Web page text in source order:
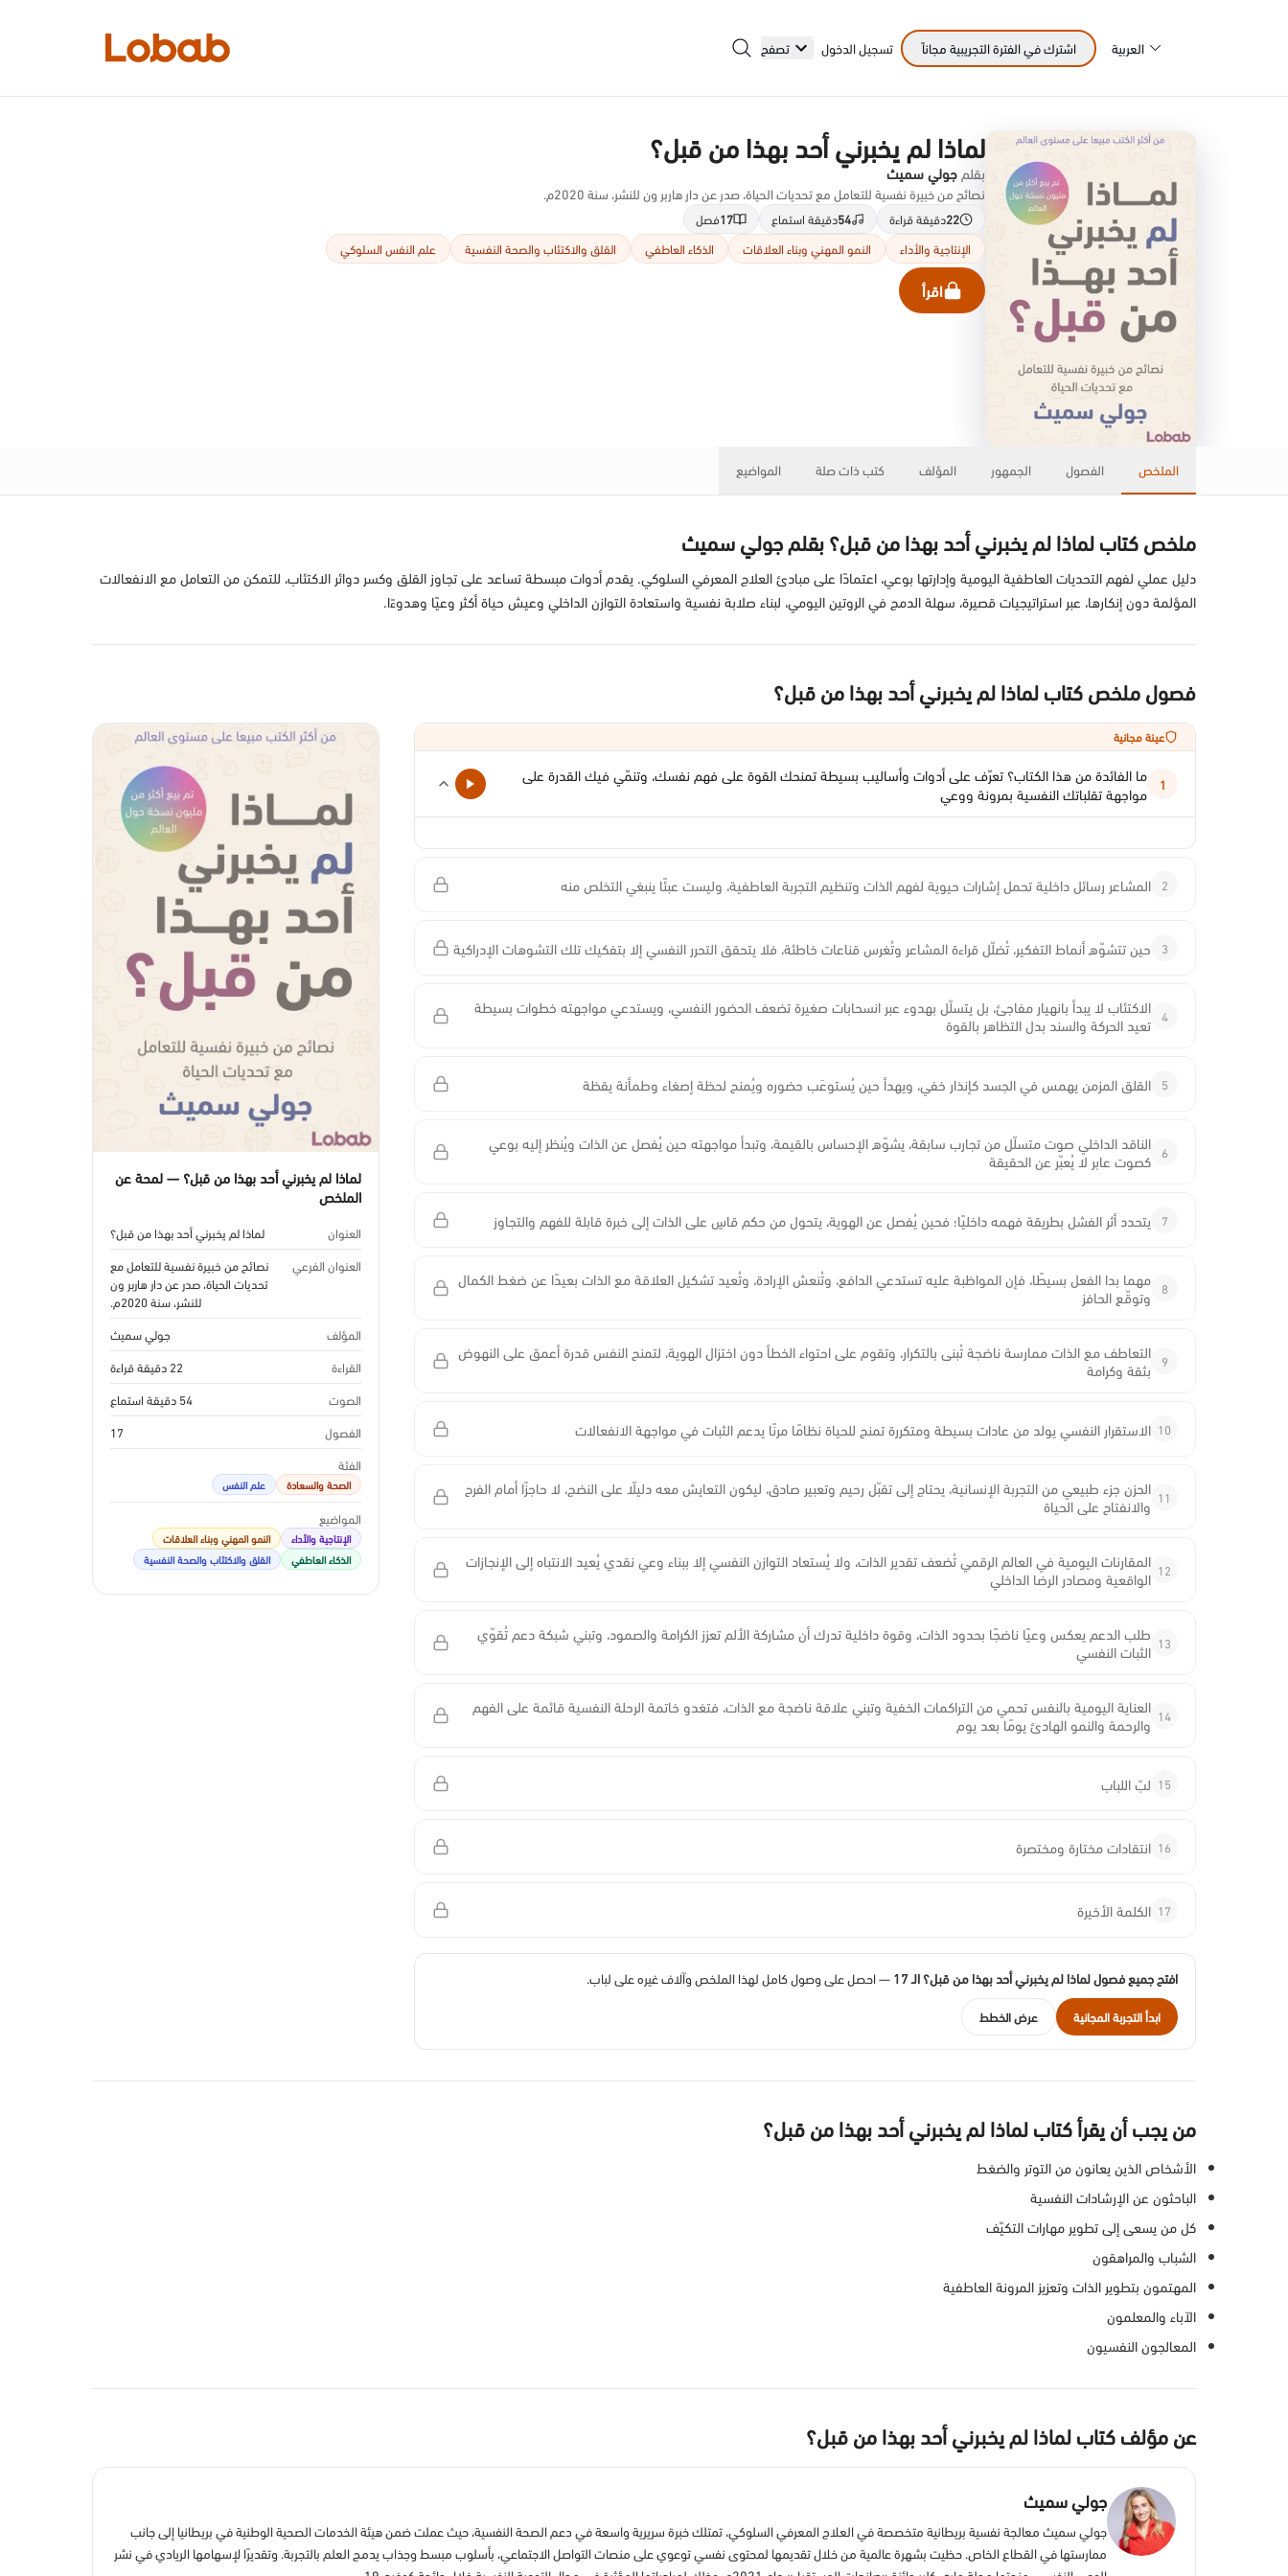
تصفح تسجيل الدخول اشترك في الفترة التجريبية مجاناً العربية
لماذا لم يخبرني أحد بهذا من قبل؟
بقلم جولي سميث
نصائح من خبيرة نفسية للتعامل مع تحديات الحياة، صدر عن دار هاربر ون للنشر، سنة 2020م.
22دقيقة قراءة 54دقيقة استماع 17فصل
الإنتاجية والأداء
النمو المهني وبناء العلاقات الذكاء العاطفي القلق والاكتئاب والصحة النفسية علم النفس السلوكي
اقرأ
الملخص الفصول الجمهور المؤلف كتب ذات صلة المواضيع
ملخص كتاب لماذا لم يخبرني أحد بهذا من قبل؟ بقلم جولي سميث
دليل عملي لفهم التحديات العاطفية اليومية وإدارتها بوعي، اعتمادًا على مبادئ العلاج المعرفي السلوكي. يقدم أدوات مبسطة تساعد على تجاوز القلق وكسر دوائر الاكتئاب، للتمكن من التعامل مع الانفعالات
المؤلمة دون إنكارها، عبر استراتيجيات قصيرة، سهلة الدمج في الروتين اليومي، لبناء صلابة نفسية واستعادة التوازن الداخلي وعيش حياة أكثر وعيًا وهدوءًا.
فصول ملخص كتاب لماذا لم يخبرني أحد بهذا من قبل؟
عينة مجانية
1
ما الفائدة من هذا الكتاب؟ تعرّف على أدوات وأساليب بسيطة تمنحك القوة على فهم نفسك، وتنمّي فيك القدرة على
مواجهة تقلباتك النفسية بمرونة ووعي
2 المشاعر رسائل داخلية تحمل إشارات حيوية لفهم الذات وتنظيم التجربة العاطفية، وليست عبئًا ينبغي التخلص منه
3 حين تتشوّه أنماط التفكير، تُضلّل قراءة المشاعر وتُغرس قناعات خاطئة، فلا يتحقق التحرر النفسي إلا بتفكيك تلك التشوهات الإدراكية
4 الاكتئاب لا يبدأ بانهيار مفاجئ، بل يتسلّل بهدوء عبر انسحابات صغيرة تضعف الحضور النفسي، ويستدعي مواجهته خطوات بسيطة
تعيد الحركة والسند بدل التظاهر بالقوة
5 القلق المزمن يهمس في الجسد كإنذار خفي، ويهدأ حين يُستوعَب حضوره ويُمنح لحظة إصغاء وطمأنة يقظة
6 الناقد الداخلي صوت متسلّل من تجارب سابقة، يشوّه الإحساس بالقيمة، وتبدأ مواجهته حين يُفصل عن الذات ويُنظر إليه بوعي
كصوت عابر لا يُعبّر عن الحقيقة
7 يتحدد أثر الفشل بطريقة فهمه داخليًا؛ فحين يُفصل عن الهوية، يتحول من حكم قاسٍ على الذات إلى خبرة قابلة للفهم والتجاوز
8 مهما بدا الفعل بسيطًا، فإن المواظبة عليه تستدعي الدافع، وتُنعش الإرادة، وتُعيد تشكيل العلاقة مع الذات بعيدًا عن ضغط الكمال
وتوقّع الحافز
9 التعاطف مع الذات ممارسة ناضجة تُبنى بالتكرار، وتقوم على احتواء الخطأ دون اختزال الهوية، لتمنح النفس قدرة أعمق على النهوض
بثقة وكرامة
10 الاستقرار النفسي يولد من عادات بسيطة ومتكررة تمنح للحياة نظامًا مرنًا يدعم الثبات في مواجهة الانفعالات
11 الحزن جزء طبيعي من التجربة الإنسانية، يحتاج إلى تقبّل رحيم وتعبير صادق، ليكون التعايش معه دليلًا على النضج، لا حاجزًا أمام الفرح
والانفتاح على الحياة
12 المقارنات اليومية في العالم الرقمي تُضعف تقدير الذات، ولا يُستعاد التوازن النفسي إلا ببناء وعي نقدي يُعيد الانتباه إلى الإنجازات
الواقعية ومصادر الرضا الداخلي
13 طلب الدعم يعكس وعيًا ناضجًا بحدود الذات، وقوة داخلية تدرك أن مشاركة الألم تعزز الكرامة والصمود، وتبني شبكة دعم تُقوّي
الثبات النفسي
14 العناية اليومية بالنفس تحمي من التراكمات الخفية وتبني علاقة ناضجة مع الذات، فتغدو خاتمة الرحلة النفسية قائمة على الفهم
والرحمة والنمو الهادئ يومًا بعد يوم
15 لبّ اللباب
16 انتقادات مختارة ومختصرة
17 الكلمة الأخيرة
افتح جميع فصول لماذا لم يخبرني أحد بهذا من قبل؟ الـ 17 — احصل على وصول كامل لهذا الملخص وآلاف غيره على لباب.
ابدأ التجربة المجانية عرض الخطط
لماذا لم يخبرني أحد بهذا من قبل؟ — لمحة عن
الملخص
العنوان
لماذا لم يخبرني أحد بهذا من قبل؟
العنوان الفرعي
نصائح من خبيرة نفسية للتعامل مع
تحديات الحياة، صدر عن دار هاربر ون
للنشر، سنة 2020م.
المؤلف
جولي سميث
القراءة
22 دقيقة قراءة
الصوت
54 دقيقة استماع
الفصول
17
الفئة
الصحة والسعادة علم النفس
المواضيع
الإنتاجية والأداء
النمو المهني وبناء العلاقات
الذكاء العاطفي
القلق والاكتئاب والصحة النفسية
من يجب أن يقرأ كتاب لماذا لم يخبرني أحد بهذا من قبل؟
الأشخاص الذين يعانون من التوتر والضغط
الباحثون عن الإرشادات النفسية
كل من يسعى إلى تطوير مهارات التكيّف
الشباب والمراهقون
المهتمون بتطوير الذات وتعزيز المرونة العاطفية
الآباء والمعلمون
المعالجون النفسيون
عن مؤلف كتاب لماذا لم يخبرني أحد بهذا من قبل؟
جولي سميث
جولي سميث معالجة نفسية بريطانية متخصصة في العلاج المعرفي السلوكي، تمتلك خبرة سريرية واسعة في دعم الصحة النفسية، حيث عملت ضمن هيئة الخدمات الصحية الوطنية في بريطانيا إلى جانب
ممارستها في القطاع الخاص. حظيت بشهرة عالمية من خلال تقديمها لمحتوى نفسي توعوي على منصات التواصل الاجتماعي، بأسلوب مبسط وجذاب يدمج العلم بالتجربة. وتقديرًا لإسهامها الريادي في نشر